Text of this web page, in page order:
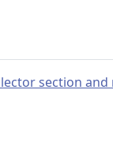
section